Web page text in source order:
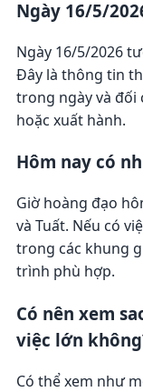
Ngày 16/5/
Ngày 16/5/2026
Đây là thông tin
trong ngày và đối
hoặc xuất hành.
Hôm nay có
Giờ hoàng đạo
và Tuất. Nếu có
trong các khung
trình phù hợp.
Có nên xem
việc lớn
Có thể xem như